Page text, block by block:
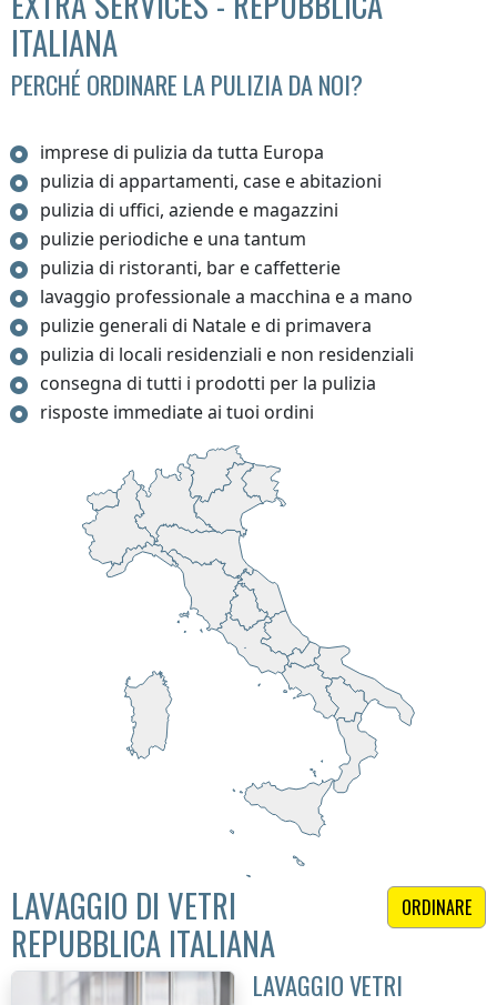
ITALIANA
PERCHÉ ORDINARE LA PULIZIA DA NOI?
imprese di pulizia da tutta Europa
pulizia di appartamenti, case e abitazioni
pulizia di uffici, aziende e magazzini
pulizie periodiche e una tantum
pulizia di ristoranti, bar e caffetterie
lavaggio professionale a macchina e a mano
pulizie generali di Natale e di primavera
pulizia di locali residenziali e non residenziali
consegna di tutti i prodotti per la pulizia
risposte immediate ai tuoi ordini
ORDINARE
LAVAGGIO DI VETRI
REPUBBLICA ITALIANA
LAVAGGIO VETRI